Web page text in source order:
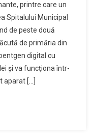
printre care un
Spitalului Municipal
de peste două
de primăria din
digital cu
şi va funcţiona într-
aparat […]